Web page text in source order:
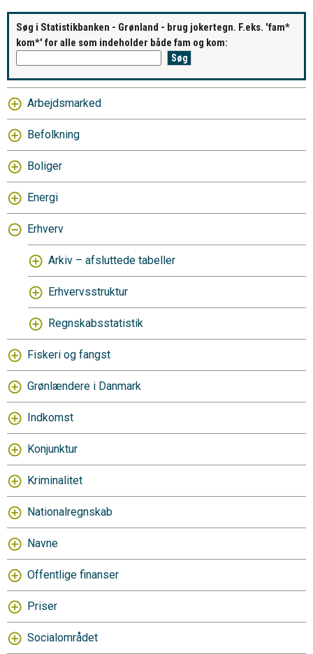
Søg i Statistikbanken - Grønland - brug jokertegn. F.eks. 'fam*
kom*' for alle som indeholder både fam og kom:
Arbejdsmarked
Befolkning
Boliger
Energi
Erhverv
Arkiv – afsluttede tabeller
Erhvervsstruktur
Regnskabsstatistik
Fiskeri og fangst
Grønlændere i Danmark
Indkomst
Konjunktur
Kriminalitet
Nationalregnskab
Navne
Offentlige finanser
Priser
Socialområdet